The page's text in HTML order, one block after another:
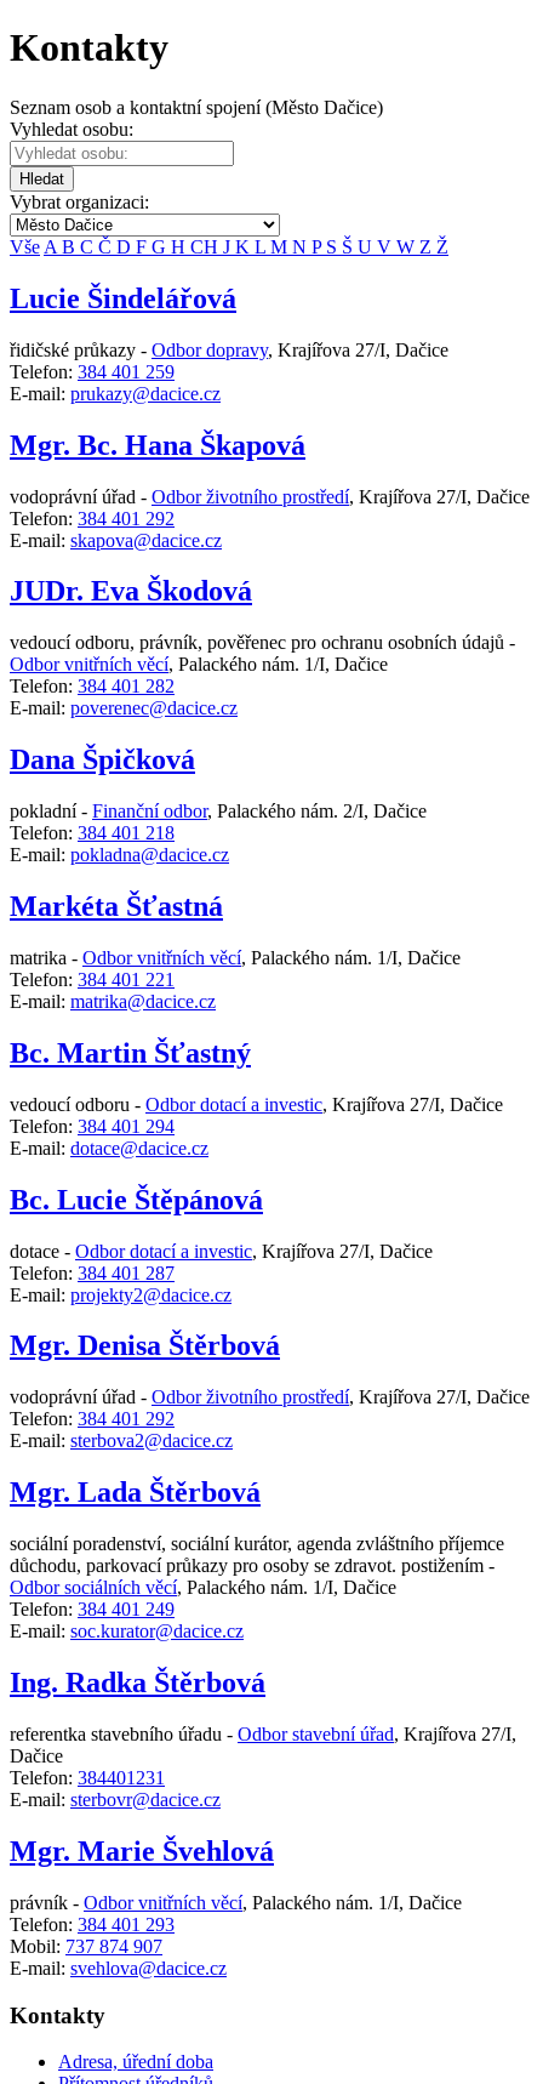
Kontakty
Seznam osob a kontaktní spojení (Město Dačice)
Vyhledat osobu:
Hledat
Vybrat organizaci:
Vše A B C Č D F G H CH J K L M N P S Š U V W Z Ž
Lucie Šindelářová
řidičské průkazy - Odbor dopravy, Krajířova 27/I, Dačice
Telefon: 384 401 259
E-mail: prukazy@dacice.cz
Mgr. Bc. Hana Škapová
vodoprávní úřad - Odbor životního prostředí, Krajířova 27/I, Dačice
Telefon: 384 401 292
E-mail: skapova@dacice.cz
JUDr. Eva Škodová
vedoucí odboru, právník, pověřenec pro ochranu osobních údajů -
Odbor vnitřních věcí, Palackého nám. 1/I, Dačice
Telefon: 384 401 282
E-mail: poverenec@dacice.cz
Dana Špičková
pokladní - Finanční odbor, Palackého nám. 2/I, Dačice
Telefon: 384 401 218
E-mail: pokladna@dacice.cz
Markéta Šťastná
matrika - Odbor vnitřních věcí, Palackého nám. 1/I, Dačice
Telefon: 384 401 221
E-mail: matrika@dacice.cz
Bc. Martin Šťastný
vedoucí odboru - Odbor dotací a investic, Krajířova 27/I, Dačice
Telefon: 384 401 294
E-mail: dotace@dacice.cz
Bc. Lucie Štěpánová
dotace - Odbor dotací a investic, Krajířova 27/I, Dačice
Telefon: 384 401 287
E-mail: projekty2@dacice.cz
Mgr. Denisa Štěrbová
vodoprávní úřad - Odbor životního prostředí, Krajířova 27/I, Dačice
Telefon: 384 401 292
E-mail: sterbova2@dacice.cz
Mgr. Lada Štěrbová
sociální poradenství, sociální kurátor, agenda zvláštního příjemce
důchodu, parkovací průkazy pro osoby se zdravot. postižením -
Odbor sociálních věcí, Palackého nám. 1/I, Dačice
Telefon: 384 401 249
E-mail: soc.kurator@dacice.cz
Ing. Radka Štěrbová
referentka stavebního úřadu - Odbor stavební úřad, Krajířova 27/I,
Dačice
Telefon: 384401231
E-mail: sterbovr@dacice.cz
Mgr. Marie Švehlová
právník - Odbor vnitřních věcí, Palackého nám. 1/I, Dačice
Telefon: 384 401 293
Mobil: 737 874 907
E-mail: svehlova@dacice.cz
Kontakty
Adresa, úřední doba